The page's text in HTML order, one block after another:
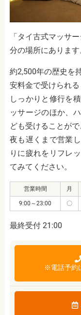
「タイ古式マッサ
分の場所にあります
約2,500年の歴史を
安料金で受けられる
しっかりと修行を
ッサージのほか、
ども受けることがで
夜も遅くまで営業
りに疲れをリフレ
てみてください。
営業時間 月
9:00～23:00 〇
最終受付 21:00
※電話予約